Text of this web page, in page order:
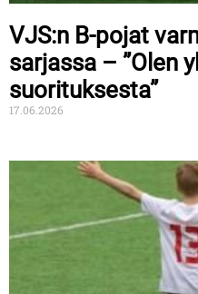
VJS:n B-pojat
sarjassa – ”Olen
suorituksesta”
17.06.2026